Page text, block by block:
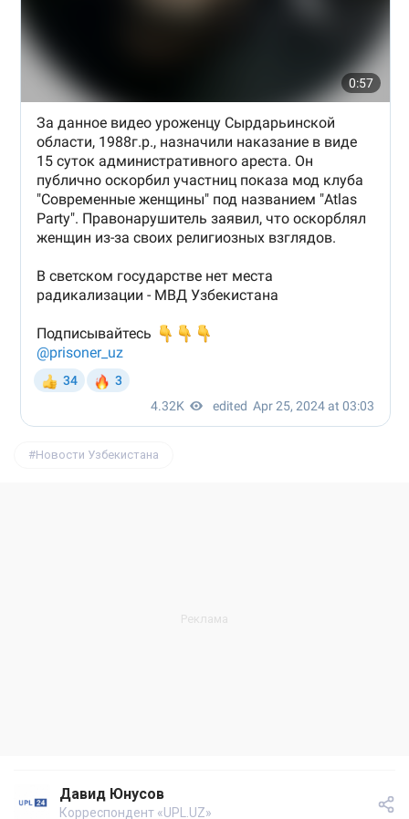
Новости Узбекистана
Давид Юнусов
Корреспондент «UPL.UZ»